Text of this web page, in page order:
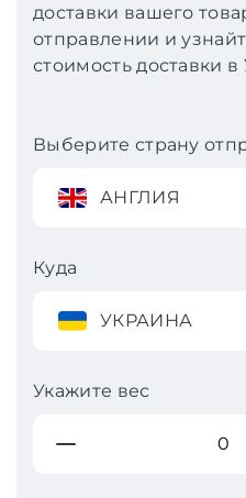
доставки вашего
отправлении и
стоимость доставки в
Выберите страну
АНГЛИЯ
Куда
УКРАИНА
Укажите вес